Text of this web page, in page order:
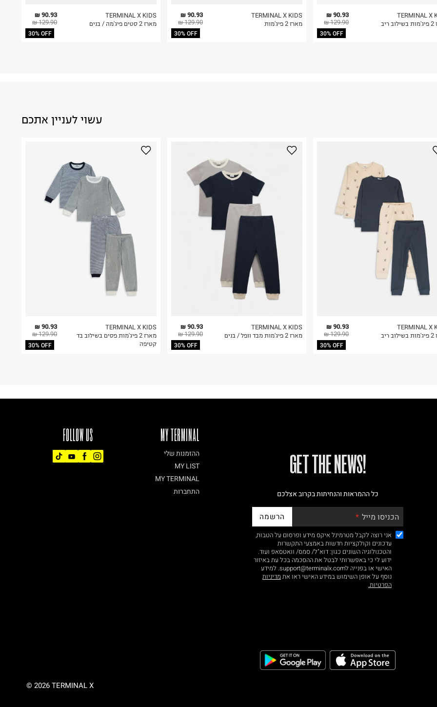
90.93 ₪
129.90 ₪
30% OFF
TERMINAL X KIDS
מארז 2 סטים פיג'מה / בנים
90.93 ₪
129.90 ₪
30% OFF
TERMINAL X KIDS
מארז 2 פיג'מות
90.93 ₪
129.90 ₪
30% OFF
TERMINAL X
ריב
עשוי לעניין אתכם
90.93 ₪
129.90 ₪
30% OFF
TERMINAL X KIDS
מארז 2 פיג'מות פסים בשילוב בד
קטיפה
90.93 ₪
129.90 ₪
30% OFF
TERMINAL X KIDS
מארז 2 פיג'מות מבד וופל / בנים
90.93 ₪
129.90 ₪
30% OFF
TERMINAL X
ריב
FOLLOW US MY TERMINAL
ההזמנות שלי
MY LIST
MY TERMINAL
התחברות
!GET THE NEWS
כל ההמראות והנחיתות בקרוב אצלכם
הכניסו מייל הרשמה
אני רוצה לקבל מטרמינל איקס מידע ופרסום על הטבות,
עדכונים וקולקציות חדשות באמצעי התקשרות
והטכנולוגיה השונים כגון: דוא"ל/ סמס/ וואטסאפ ועוד.
ידוע לי כי באפשרותי לבטל את ההסכמה בכל עת באיזור
האישי או בפנייה לsupport@terminalx.com. למידע
נוסף על אופן השימוש במידע האישי ראו את מדיניות
הפרטיות.
© 2026 TERMINAL X